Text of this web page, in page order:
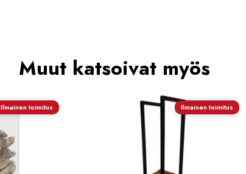
Muut katsoivat myös
Ilmainen toimitus Ilmainen toimitus